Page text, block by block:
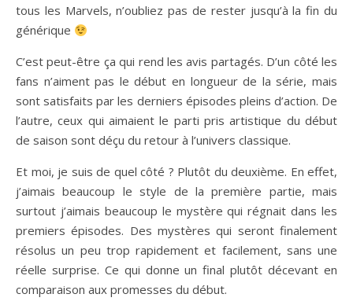
tous les Marvels, n’oubliez pas de rester jusqu’à la fin du
générique
C’est peut-être ça qui rend les avis partagés. D’un côté les
fans n’aiment pas le début en longueur de la série, mais
sont satisfaits par les derniers épisodes pleins d’action. De
l’autre, ceux qui aimaient le parti pris artistique du début
de saison sont déçu du retour à l’univers classique.
Et moi, je suis de quel côté ? Plutôt du deuxième. En effet,
j’aimais beaucoup le style de la première partie, mais
surtout j’aimais beaucoup le mystère qui régnait dans les
premiers épisodes. Des mystères qui seront finalement
résolus un peu trop rapidement et facilement, sans une
réelle surprise. Ce qui donne un final plutôt décevant en
comparaison aux promesses du début.